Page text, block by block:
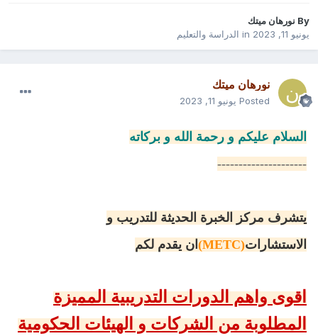
By نورهان ميتك
يونيو 11, 2023
in الدراسة والتعليم
نورهان ميتك
Posted يونيو 11, 2023
السلام عليكم و رحمة الله و بركاته
---------------------
يتشرف مركز الخبرة الحديثة للتدريب و
الاستشارات(METC) ان يقدم لكم
اقوى واهم الدورات التدريبية المميزة
المطلوبة من الشركات و الهيئات الحكومية